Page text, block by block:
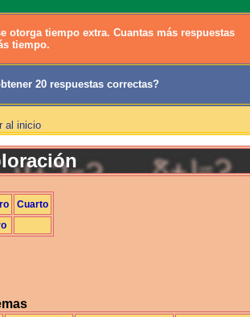
otorga tiempo extra. Cuantas más respuestas
tiempo.
20 respuestas correctas?
al inicio
Cuarto